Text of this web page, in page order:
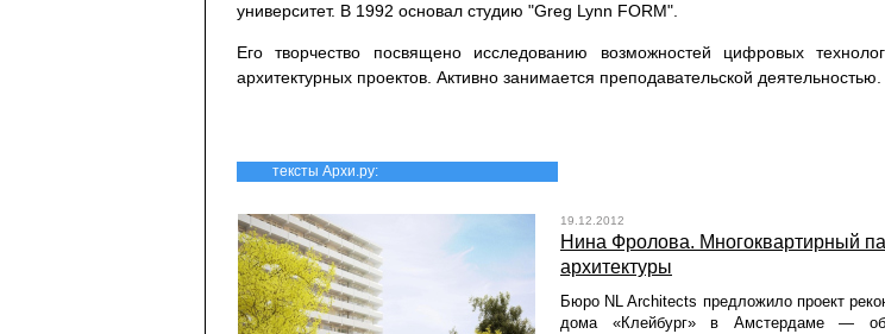
университет. В 1992 основал студию "Greg Lynn FORM".
Его творчество посвящено исследованию возможностей цифровых
архитектурных проектов. Активно занимается преподавательской деятельностью.
тексты Архи.ру:
19.12.2012
Нина Фролова. Многоквартирный
архитектуры
Бюро NL Architects предложило проект
дома «Клейбург» в Амстердаме —